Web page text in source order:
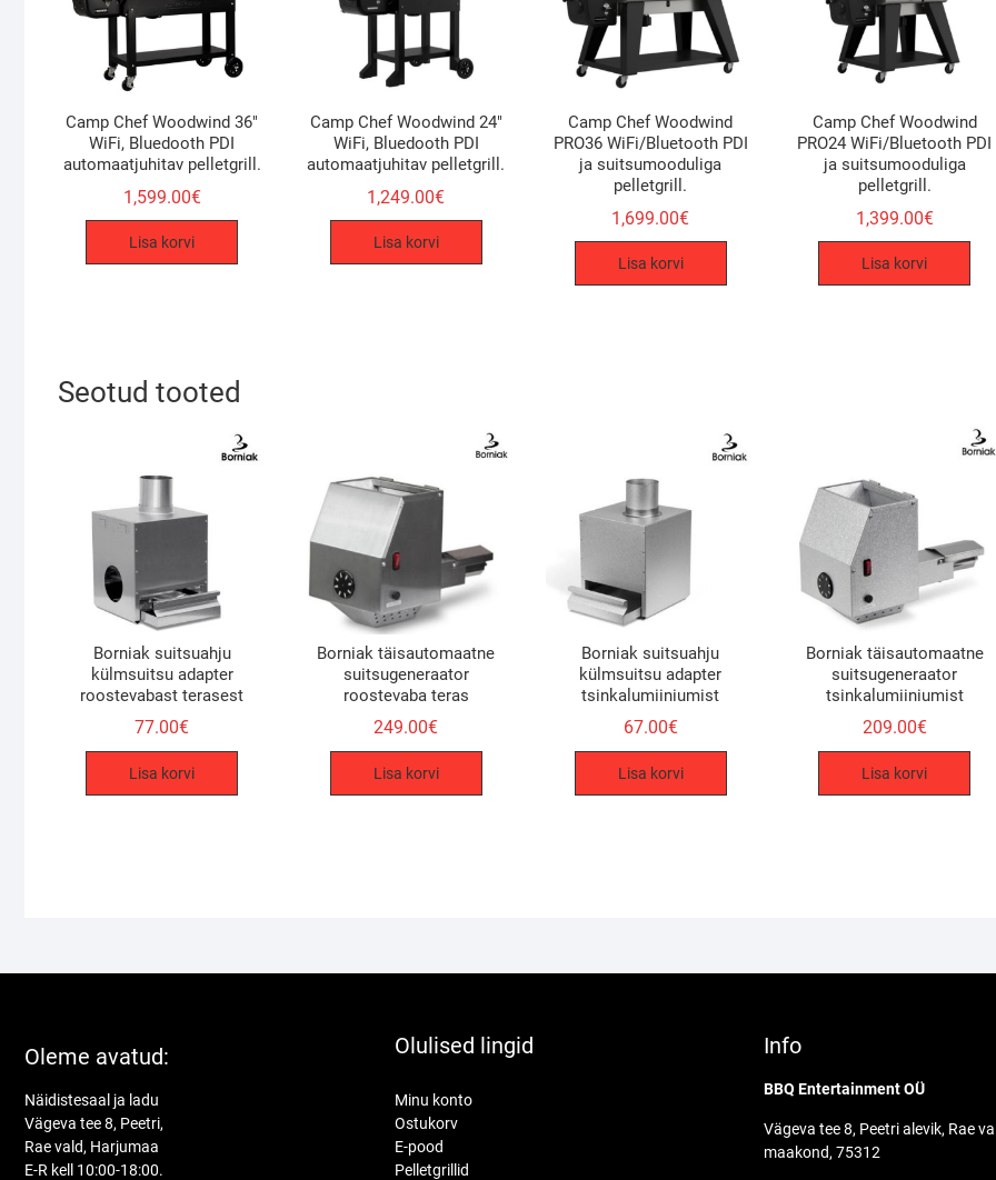
Camp Chef Woodwind 36″
WiFi, Bluedooth PDI
automaatjuhitav pelletgrill.
1,599.00€
Lisa korvi
Camp Chef Woodwind 24″
WiFi, Bluedooth PDI
automaatjuhitav pelletgrill.
1,249.00€
Lisa korvi
Camp Chef Woodwind
PRO36 WiFi/Bluetooth PDI
ja suitsumooduliga
pelletgrill.
1,699.00€
Lisa korvi
Camp Chef Woodwind
PRO24 WiFi/Bluetooth PDI
ja suitsumooduliga
pelletgrill.
1,399.00€
Lisa korvi
Seotud tooted
Borniak suitsuahju
külmsuitsu adapter
roostevabast terasest
77.00€
Lisa korvi
Borniak täisautomaatne
suitsugeneraator
roostevaba teras
249.00€
Lisa korvi
Borniak suitsuahju
külmsuitsu adapter
tsinkalumiiniumist
67.00€
Lisa korvi
Borniak täisautomaatne
suitsugeneraator
tsinkalumiiniumist
209.00€
Lisa korvi
Oleme avatud:
Näidistesaal ja ladu
Vägeva tee 8, Peetri,
Rae vald, Harjumaa
E-R kell 10:00-18:00.
Olulised lingid
Minu konto
Ostukorv
E-pood
Pelletgrillid
Info
BBQ Entertainment OÜ
Vägeva tee 8, Peetri alevik, Rae
maakond, 75312